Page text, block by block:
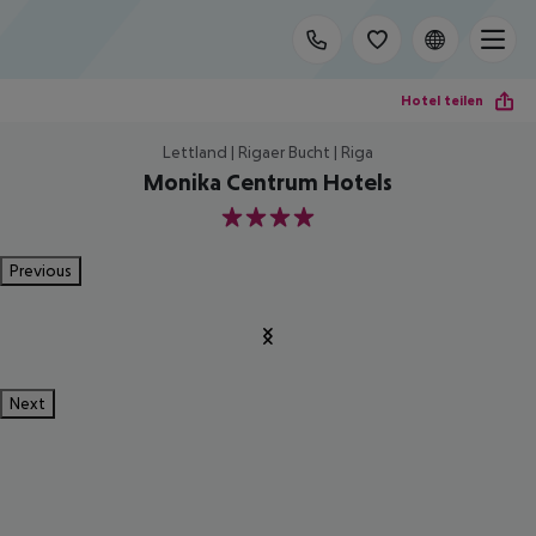
Hotel teilen
Lettland | Rigaer Bucht | Riga
Monika Centrum Hotels
4
Previous
Next